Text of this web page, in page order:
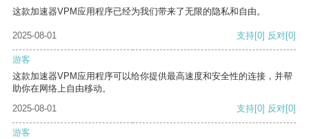
这款加速器VPM应用程序已经为我们带来了无限的隐私和自由。
2025-08-01 支持[0] 反对[0]
游客
这款加速器VPM应用程序可以给你提供最高速度和安全性的连接，并帮
助你在网络上自由移动。
2025-08-01
支持[0] 反对[0]
游客